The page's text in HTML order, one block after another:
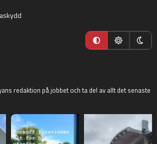
redaktion på jobbet och ta del av allt det senaste